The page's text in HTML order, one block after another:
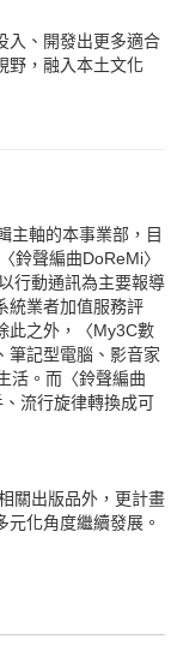
入、開發出更多適合
野，融入本土文化
主軸的本事業部，目
鈴聲編曲DoReMi〉
行動通訊為主要報導
統業者加值服務評
此之外，〈My3C數
筆記型電腦、影音家
活。而〈鈴聲編曲
流行旋律轉換成可
關出版品外，更計畫
化角度繼續發展。